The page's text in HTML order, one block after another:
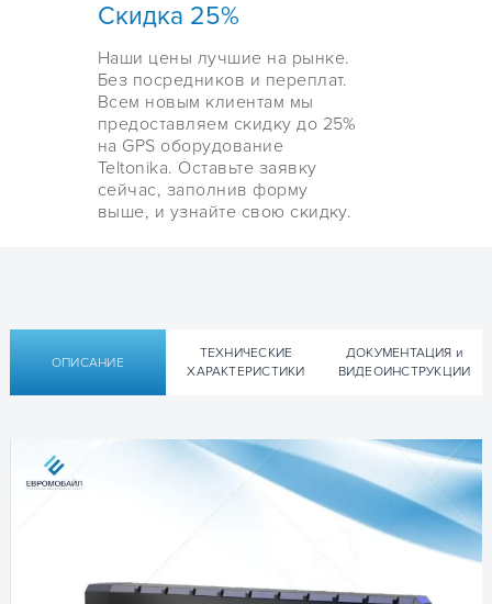
Скидка 25%
Наши цены лучшие на рынке.
Без посредников и переплат.
Всем новым клиентам мы
предоставляем скидку до 25%
на GPS оборудование
Teltonika. Оставьте заявку
сейчас, заполнив форму
выше, и узнайте свою скидку.
ОПИСАНИЕ
ТЕХНИЧЕСКИЕ
ХАРАКТЕРИСТИКИ
ДОКУМЕНТАЦИЯ и
ВИДЕОИНСТРУКЦИИ
4G LTE Автомобильный GPS-трекер Teltonika
Продукт
Название модели
FTC961-
GPS,
BEIDOU
Тип приемника
135 каналов
Техническая документация Teltonika
2024.06.26)– [ENG]🔍